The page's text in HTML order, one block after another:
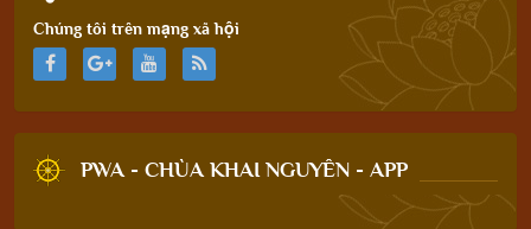
Chúng tôi trên mạng xã hội
PWA - CHÙA KHAI NGUYÊN - APP